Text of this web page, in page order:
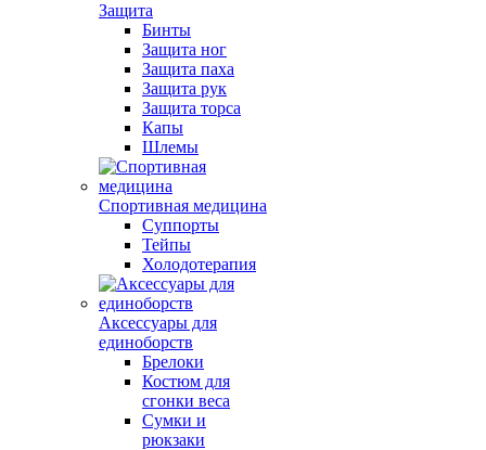
Защита
Бинты
Защита ног
Защита паха
Защита рук
Защита торса
Капы
Шлемы
Спортивная медицина
Суппорты
Тейпы
Холодотерапия
Аксессуары для
единоборств
Брелоки
Костюм для
сгонки веса
Сумки и
рюкзаки